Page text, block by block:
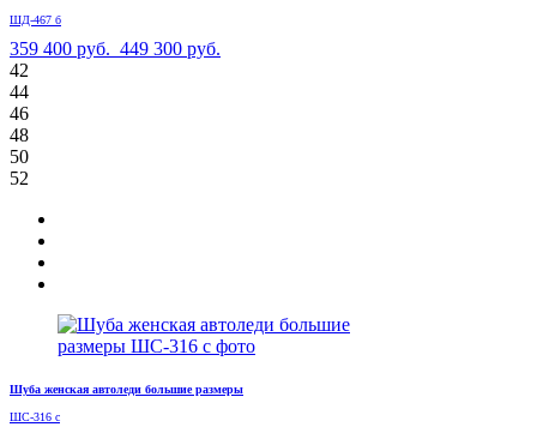
ШД-467 б
359 400 руб. 449 300 руб.
42
44
46
48
50
52
Шуба женская автоледи большие размеры
ШС-316 с